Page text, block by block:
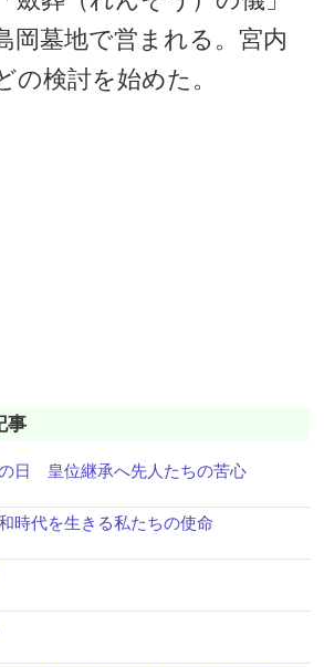
岡墓地で営まれる。宮内
の検討を始めた。
事
の日 皇位継承へ先人たちの苦心
時代を生きる私たちの使命